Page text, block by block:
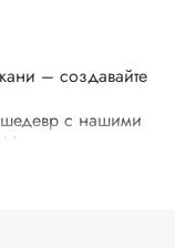
– создавайте
шедевр с нашими
скатертей